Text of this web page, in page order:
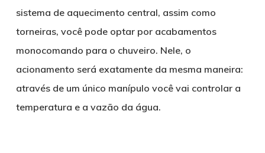
sistema de aquecimento central, assim como
torneiras, você pode optar por acabamentos
monocomando para o chuveiro. Nele, o
acionamento será exatamente da mesma maneira:
através de um único manípulo você vai controlar a
temperatura e a vazão da água.